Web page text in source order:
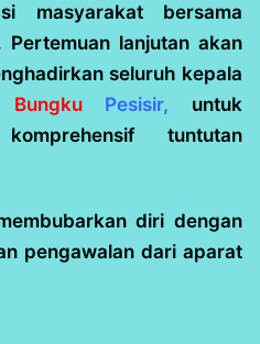
masyarakat bersama
Pertemuan lanjutan akan
seluruh kepala
Bungku Pesisir, untuk
tuntutan
diri dengan
pengawalan dari aparat